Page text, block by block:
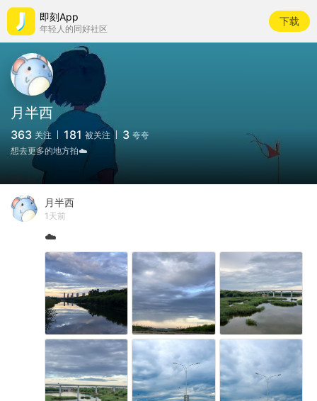
即刻App
年轻人的同好社区
下载
月半西
363 关注 181 被关注 3 夸夸
想去更多的地方拍☁️
月半西
1天前
☁️